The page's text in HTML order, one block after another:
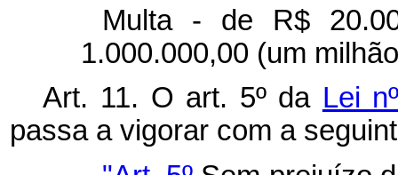
Multa - de R$
1.000.000,00 (um
Art. 11. O art. 5º da Lei
passa a vigorar com a